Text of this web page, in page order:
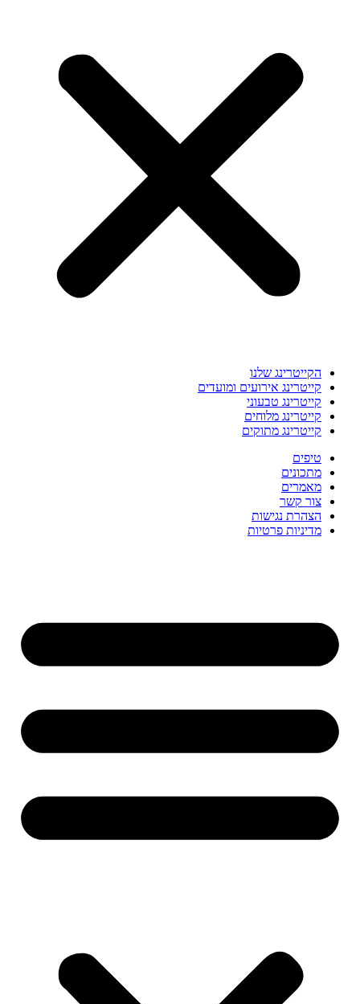
הקייטרינג שלנו
קייטרינג אירועים ומועדים
קייטרינג טבעוני
קייטרינג מלוחים
קייטרינג מתוקים
טיפים
מתכונים
מאמרים
צור קשר
הצהרת נגישות
מדיניות פרטיות